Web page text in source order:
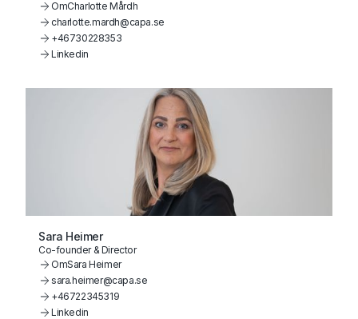
OmCharlotte Mårdh
charlotte.mardh@capa.se
+46730228353
Linkedin
Sara Heimer
Co-founder & Director
OmSara Heimer
sara.heimer@capa.se
+46722345319
Linkedin